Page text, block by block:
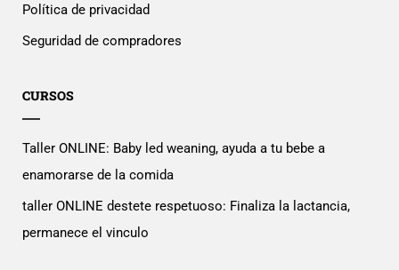
Política de privacidad
Seguridad de compradores
CURSOS
Taller ONLINE: Baby led weaning, ayuda a tu bebe a
enamorarse de la comida
taller ONLINE destete respetuoso: Finaliza la lactancia,
permanece el vinculo